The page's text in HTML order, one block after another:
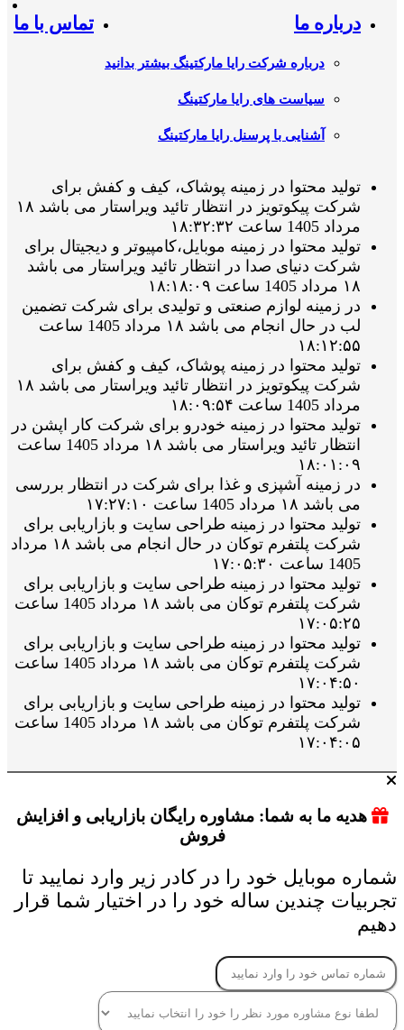
درباره ما
درباره شرکت رایا مارکتینگ بیشتر بدانید
سیاست های رایا مارکتینگ
آشنایی با پرسنل رایا مارکتینگ
تماس با ما
تولید محتوا در زمینه پوشاک، کیف و کفش برای
شرکت پیکوتویز در انتظار تائید ویراستار می باشد ۱۸
مرداد 1405 ساعت ۱۸:۳۲:۳۲
تولید محتوا در زمینه موبایل،کامپیوتر و دیجیتال برای
شرکت دنیای صدا در انتظار تائید ویراستار می باشد
۱۸ مرداد 1405 ساعت ۱۸:۱۸:۰۹
در زمینه لوازم صنعتی و تولیدی برای شرکت تضمین
لب در حال انجام می باشد ۱۸ مرداد 1405 ساعت
۱۸:۱۲:۵۵
تولید محتوا در زمینه پوشاک، کیف و کفش برای
شرکت پیکوتویز در انتظار تائید ویراستار می باشد ۱۸
مرداد 1405 ساعت ۱۸:۰۹:۵۴
تولید محتوا در زمینه خودرو برای شرکت کار اپشن در
انتظار تائید ویراستار می باشد ۱۸ مرداد 1405 ساعت
۱۸:۰۱:۰۹
در زمینه آشپزی و غذا برای شرکت در انتظار بررسی
می باشد ۱۸ مرداد 1405 ساعت ۱۷:۲۷:۱۰
تولید محتوا در زمینه طراحی سایت و بازاریابی برای
شرکت پلتفرم توکان در حال انجام می باشد ۱۸ مرداد
1405 ساعت ۱۷:۰۵:۳۰
تولید محتوا در زمینه طراحی سایت و بازاریابی برای
شرکت پلتفرم توکان می باشد ۱۸ مرداد 1405 ساعت
۱۷:۰۵:۲۵
تولید محتوا در زمینه طراحی سایت و بازاریابی برای
شرکت پلتفرم توکان می باشد ۱۸ مرداد 1405 ساعت
۱۷:۰۴:۵۰
تولید محتوا در زمینه طراحی سایت و بازاریابی برای
شرکت پلتفرم توکان می باشد ۱۸ مرداد 1405 ساعت
۱۷:۰۴:۰۵
هدیه ما به شما: مشاوره رایگان بازاریابی و افزایش
فروش
شماره موبایل خود را در کادر زیر وارد نمایید تا
تجربیات چندین ساله خود را در اختیار شما قرار
دهیم